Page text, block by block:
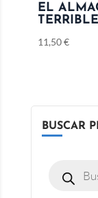
EL
11,50€
BUSCAR